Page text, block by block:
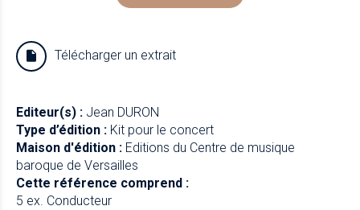
Télécharger un extrait
Editeur(s) : Jean DURON
Type d’édition : Kit pour le concert
Maison d'édition : Editions du Centre de musique
baroque de Versailles
Cette référence comprend :
5 ex. Conducteur